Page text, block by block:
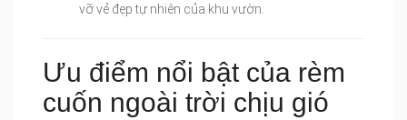
vỡ vẻ đẹp tự nhiên của khu vườn.
Ưu điểm nổi bật của rèm
cuốn ngoài trời chịu gió